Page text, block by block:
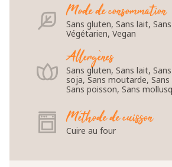
Mode de consommation
Sans gluten, Sans lait,
Végétarien, Vegan
Allergènes
Sans gluten, Sans lait,
soja, Sans moutarde,
Sans poisson, Sans
Méthode de cuisson
Cuire au four